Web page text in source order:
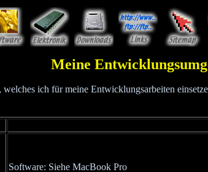
Meine
ich für meine Entwicklungsarbeiten
Software: Siehe MacBook Pro